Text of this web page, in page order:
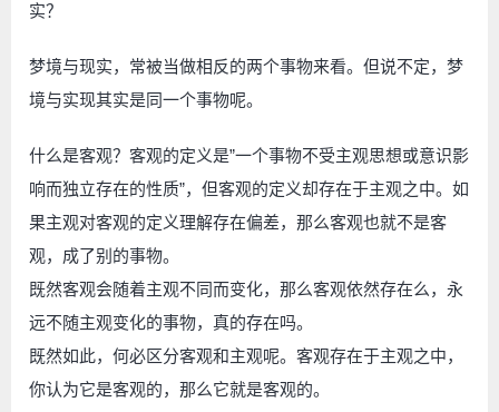
实？
梦境与现实，常被当做相反的两个事物来看。但说不定，梦
境与实现其实是同一个事物呢。
什么是客观？客观的定义是”一个事物不受主观思想或意识影
响而独立存在的性质”，但客观的定义却存在于主观之中。如
果主观对客观的定义理解存在偏差，那么客观也就不是客
观，成了别的事物。
既然客观会随着主观不同而变化，那么客观依然存在么，永
远不随主观变化的事物，真的存在吗。
既然如此，何必区分客观和主观呢。客观存在于主观之中，
你认为它是客观的，那么它就是客观的。